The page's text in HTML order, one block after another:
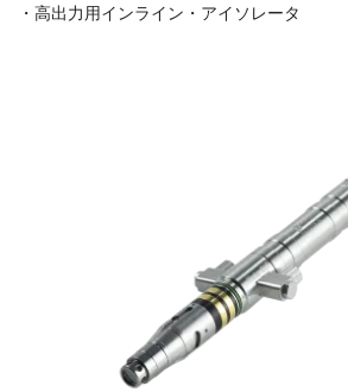
・高出力用インライン・アイソレータ